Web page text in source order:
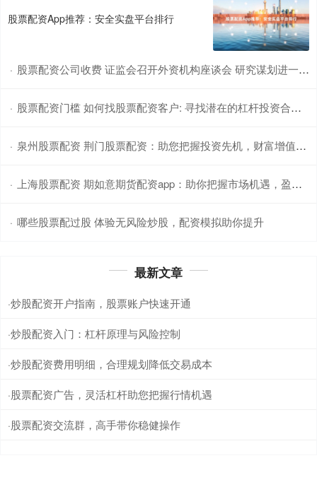
股票配资App推荐：安全实盘平台排行
· 股票配资公司收费 证监会召开外资机构座谈会 研究谋划进一步全面深化资本市场改革开放一揽子举措
· 股票配资门槛 如何找股票配资客户: 寻找潜在的杠杆投资合作伙伴
· 泉州股票配资 荆门股票配资：助您把握投资先机，财富增值无忧
· 上海股票配资 期如意期货配资app：助你把握市场机遇，盈享财富未来
· 哪些股票配过股 体验无风险炒股，配资模拟助你提升
最新文章
·炒股配资开户指南，股票账户快速开通
·炒股配资入门：杠杆原理与风险控制
·炒股配资费用明细，合理规划降低交易成本
·股票配资广告，灵活杠杆助您把握行情机遇
·股票配资交流群，高手带你稳健操作